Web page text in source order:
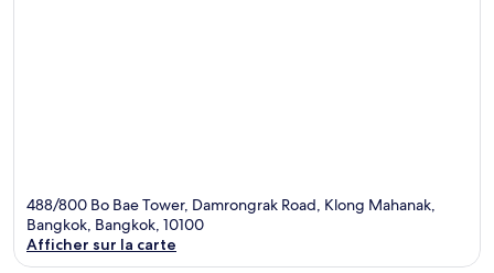
488/800 Bo Bae Tower, Damrongrak Road, Klong Mahanak,
Bangkok, Bangkok, 10100
Afficher sur la carte